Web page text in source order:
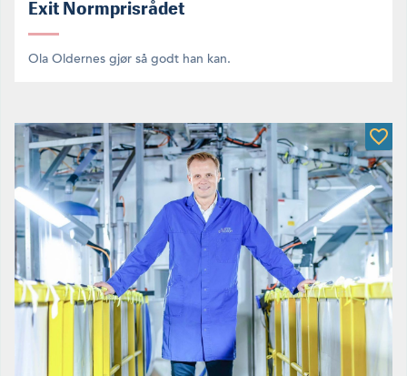
Exit Normprisrådet
Ola Oldernes gjør så godt han kan.